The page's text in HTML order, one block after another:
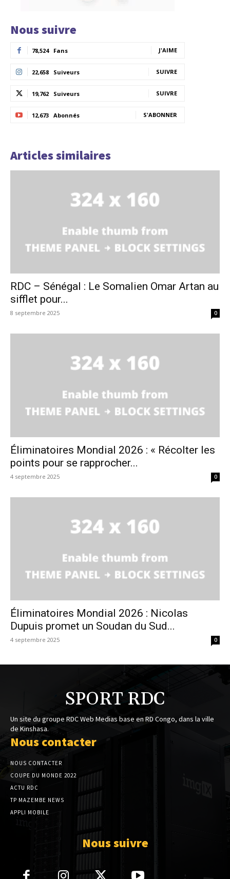
Nous suivre
78,524 Fans J'AIME
22,658 Suiveurs SUIVRE
19,762 Suiveurs SUIVRE
12,673 Abonnés S'ABONNER
Articles similaires
RDC – Sénégal : Le Somalien Omar Artan au
sifflet pour...
8 septembre 2025 0
Éliminatoires Mondial 2026 : « Récolter les
points pour se rapprocher...
4 septembre 2025 0
Éliminatoires Mondial 2026 : Nicolas
Dupuis promet un Soudan du Sud...
4 septembre 2025 0
SPORT RDC
Un site du groupe RDC Web Medias base en RD Congo, dans la ville
de Kinshasa.
Nous contacter
NOUS CONTACTER
COUPE DU MONDE 2022
ACTU RDC
TP MAZEMBE NEWS
APPLI MOBILE
Nous suivre